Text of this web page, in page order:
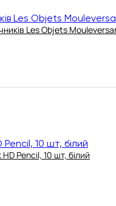
Les Objets
HD Pencil, 10 шт, білий